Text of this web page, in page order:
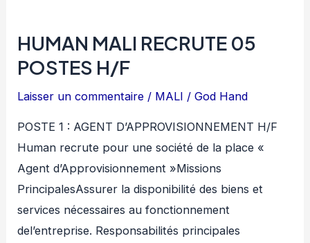
HUMAN MALI RECRUTE 05
POSTES H/F
Laisser un commentaire / MALI /God Hand
POSTE 1 : AGENT D’APPROVISIONNEMENT H/F
Human recrute pour une société de la place «
Agent d’Approvisionnement »Missions
PrincipalesAssurer la disponibilité des biens et
services nécessaires au fonctionnement
del’entreprise. Responsabilités principales